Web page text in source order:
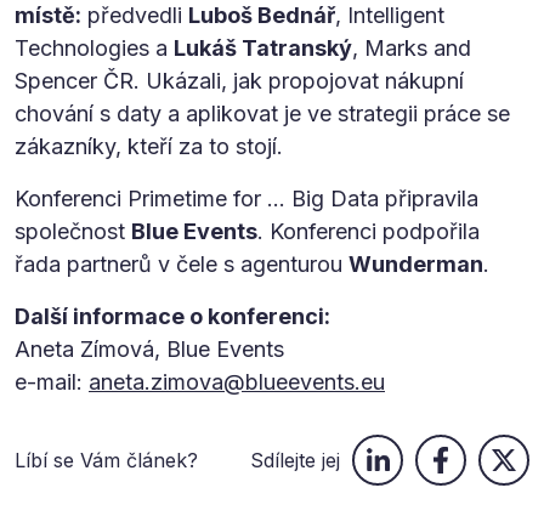
místě: předvedli Luboš Bednář, Intelligent
Technologies a Lukáš Tatranský, Marks and
Spencer ČR. Ukázali, jak propojovat nákupní
chování s daty a aplikovat je ve strategii práce se
zákazníky, kteří za to stojí.
Konferenci Primetime for … Big Data připravila
společnost Blue Events. Konferenci podpořila
řada partnerů v čele s agenturou Wunderman.
Další informace o konferenci:
Aneta Zímová, Blue Events
e-mail: aneta.zimova@blueevents.eu
Líbí se Vám článek? Sdílejte jej